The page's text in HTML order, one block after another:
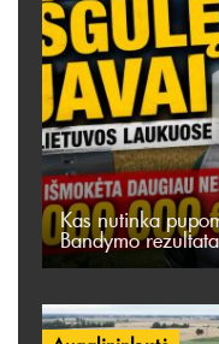
Kas nutinka
Bandymo